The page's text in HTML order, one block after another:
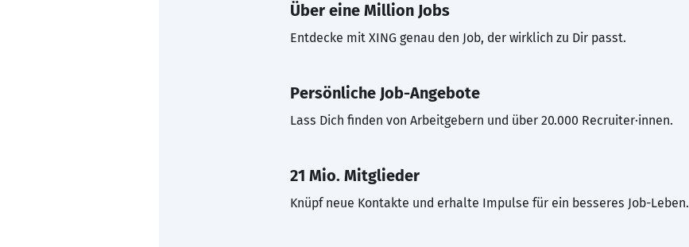
Über eine Million Jobs
Entdecke mit XING genau den Job, der wirklich zu Dir passt.
Persönliche Job-Angebote
Lass Dich finden von Arbeitgebern und über 20.000 Recruiter·innen.
21 Mio. Mitglieder
Knüpf neue Kontakte und erhalte Impulse für ein besseres Job-Leben.